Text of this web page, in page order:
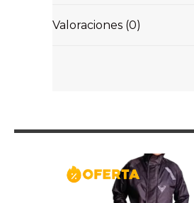
Valoraciones (0)